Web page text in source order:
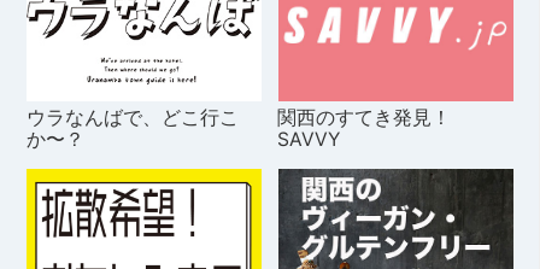
ウラなんばで、どこ行こ
か〜？
関西のすてき発見！
SAVVY